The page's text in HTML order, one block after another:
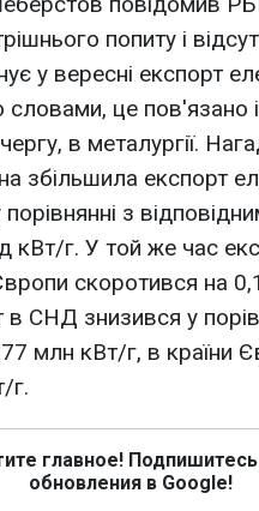
попиту і
у вересні експорт
словами, це пов'язано
в металургії.
збільшила експорт
з
г. У той же час
скоротився на
в СНД знизився у
млн кВт/г, в країни
г.
главное!
обновления в Google!